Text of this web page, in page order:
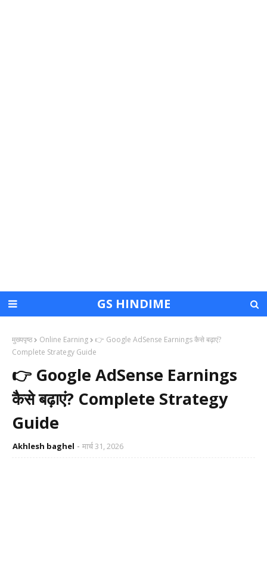
GS HINDIME
मुख्यपृष्ठ Online Earning
👉 Google AdSense Earnings कैसे बढ़ाएं?
Complete Strategy Guide
👉 Google AdSense Earnings
कैसे बढ़ाएं? Complete Strategy
Guide
Akhlesh baghel मार्च 31, 2026